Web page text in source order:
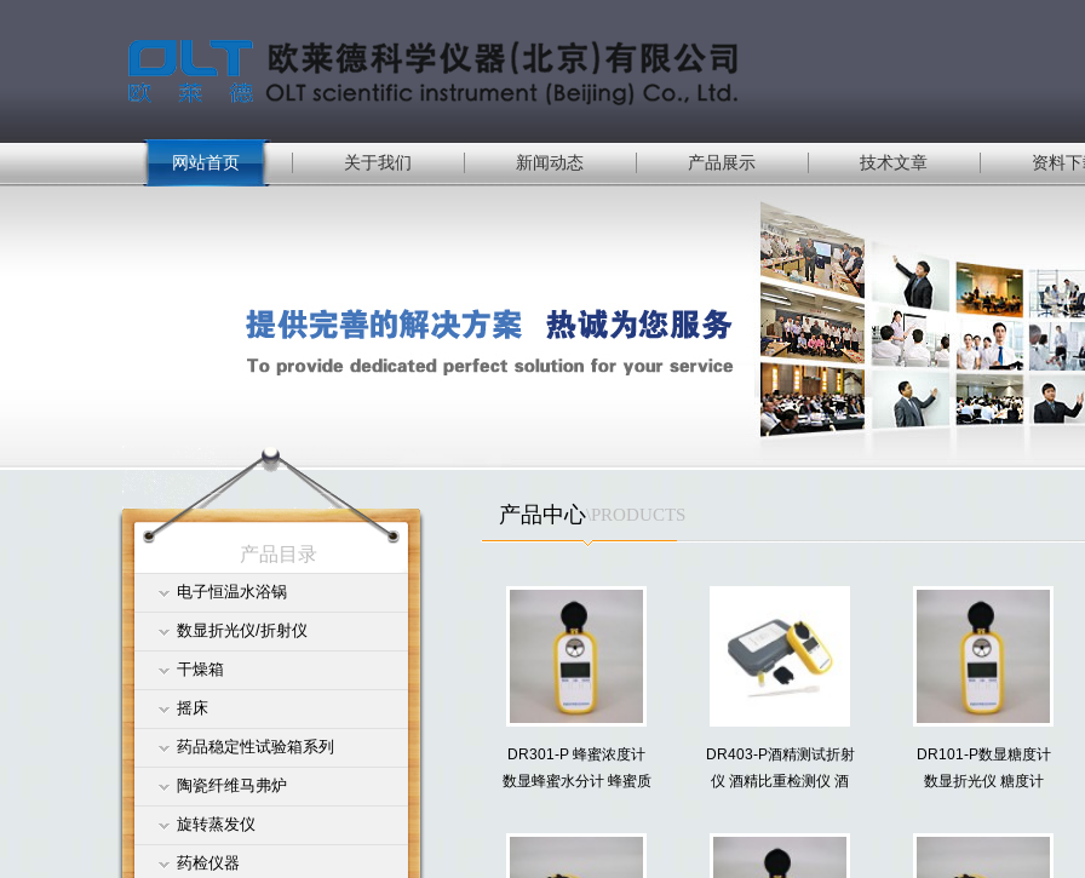
网站首页 关于我们 新闻动态 产品展示 技术文章 资料
产品目录
电子恒温水浴锅
数显折光仪/折射仪
干燥箱
摇床
药品稳定性试验箱系列
陶瓷纤维马弗炉
旋转蒸发仪
药检仪器
产品中心\PRODUCTS
DR301-P 蜂蜜浓度计
数显蜂蜜水分计 蜂蜜质
DR403-P酒精测试折射
仪 酒精比重检测仪 酒
DR101-P数显糖度计
数显折光仪 糖度计